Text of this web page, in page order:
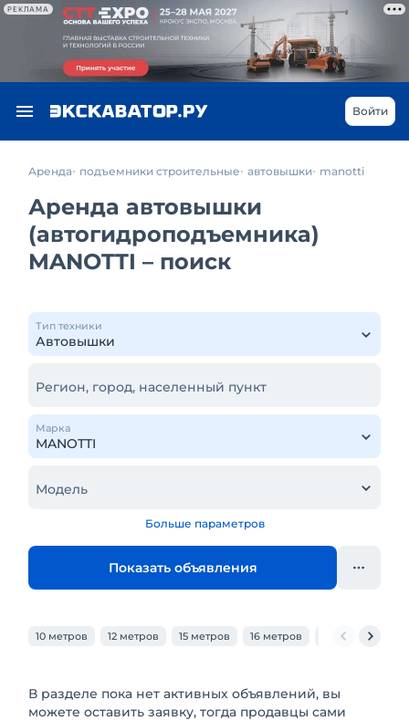
РЕКЛАМА
Войти
Аренда подъемники строительные автовышки manotti
Аренда автовышки
(автогидроподъемника)
MANOTTI – поиск
Тип техники
Регион, город, населенный пункт
Марка
Модель
Больше параметров
Показать объявления
10 метров 12 метров 15 метров 16 метров 18 метров
В разделе пока нет активных объявлений, вы
можете оставить заявку, тогда продавцы сами